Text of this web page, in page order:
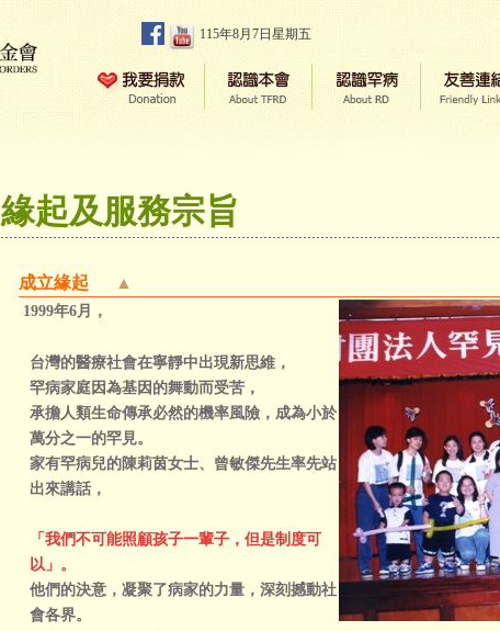
115年8月7日星期五
緣起及服務宗旨
成立緣起 ▲
1999年6月，
台灣的醫療社會在寧靜中出現新思維，
罕病家庭因為基因的舞動而受苦，
承擔人類生命傳承必然的機率風險，成為小於
萬分之一的罕見。
家有罕病兒的陳莉茵女士、曾敏傑先生率先站
出來講話，
「我們不可能照顧孩子一輩子，但是制度可
以」。
他們的決意，凝聚了病家的力量，深刻撼動社
會各界。